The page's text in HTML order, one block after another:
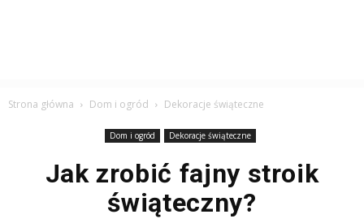
Strona główna Dom i ogród Dekoracje świąteczne
Dom i ogród Dekoracje świąteczne
Jak zrobić fajny stroik
świąteczny?